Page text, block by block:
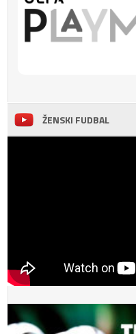
ŽENSKI FUDBAL